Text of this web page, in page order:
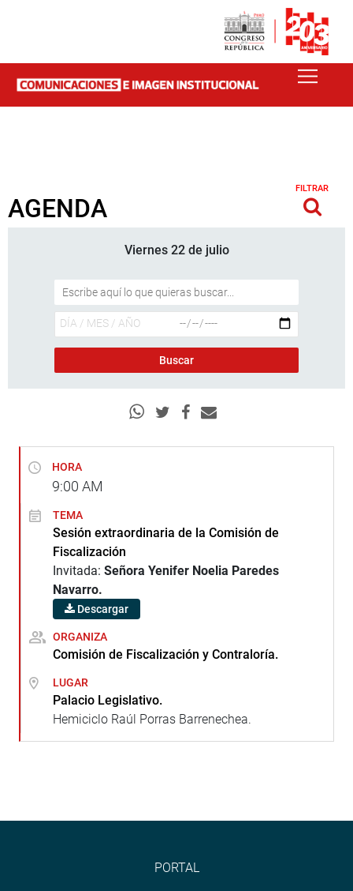
AGENDA
FILTRAR
Viernes 22 de julio
HORA
9:00 AM
TEMA
Sesión extraordinaria de la Comisión de
Fiscalización
Invitada: Señora Yenifer Noelia Paredes
Navarro.
Descargar
ORGANIZA
Comisión de Fiscalización y Contraloría.
LUGAR
Palacio Legislativo.
Hemiciclo Raúl Porras Barrenechea.
PORTAL